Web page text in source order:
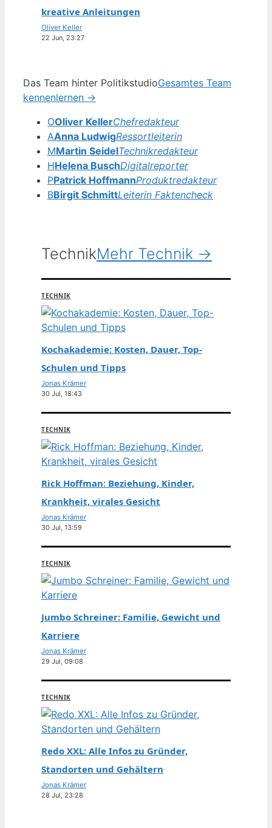
kreative Anleitungen
Oliver Keller
22 Jun, 23:27
Das Team hinter PolitikstudioGesamtes Team
kennenlernen →
OOliver KellerChefredakteur
AAnna LudwigRessortleiterin
MMartin SeidelTechnikredakteur
HHelena BuschDigitalreporter
PPatrick HoffmannProduktredakteur
BBirgit SchmittLeiterin Faktencheck
TechnikMehr Technik →
TECHNIK
Kochakademie: Kosten, Dauer, Top-
Schulen und Tipps
Jonas Krämer
30 Jul, 18:43
TECHNIK
Rick Hoffman: Beziehung, Kinder,
Krankheit, virales Gesicht
Jonas Krämer
30 Jul, 13:59
TECHNIK
Jumbo Schreiner: Familie, Gewicht und
Karriere
Jonas Krämer
29 Jul, 09:08
TECHNIK
Redo XXL: Alle Infos zu Gründer,
Standorten und Gehältern
Jonas Krämer
28 Jul, 23:28